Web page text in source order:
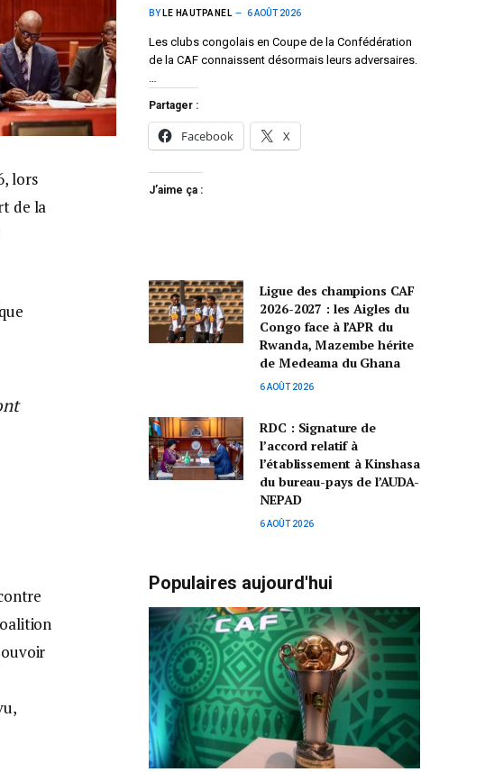
lors
de la
BY LE HAUTPANEL 6 AOÛT 2026
Les clubs congolais en Coupe de la Confédération
de la CAF connaissent désormais leurs adversaires.
…
Partager :
Facebook X
J’aime ça :
Ligue des champions CAF
2026-2027 : les Aigles du
Congo face à l’APR du
Rwanda, Mazembe hérite
de Medeama du Ghana
6 AOÛT 2026
RDC : Signature de
l’accord relatif à
l’établissement à Kinshasa
du bureau-pays de l’AUDA-
NEPAD
6 AOÛT 2026
Populaires aujourd'hui